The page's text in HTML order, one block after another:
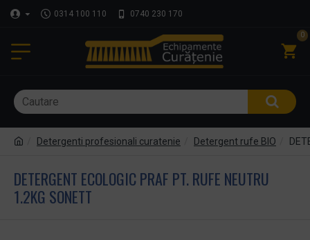
0314 100 110 0740 230 170
0
Detergenti profesionali curatenie Detergent rufe BIO
DETERGENT ECOLOGIC PRAF PT. RUFE NEUTRU
1.2KG SONETT